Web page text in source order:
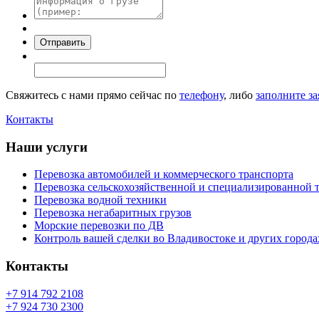
Свяжитесь с нами прямо сейчас по телефону, либо заполните
Контакты
Наши услуги
Перевозка автомобилей и коммерческого транспорта
Перевозка сельскохозяйственной и специализированной
Перевозка водной техники
Перевозка негабаритных грузов
Морские перевозки по ДВ
Контроль вашей сделки во Владивостоке и других
Контакты
+7 914 792 2108
+7 924 730 2300